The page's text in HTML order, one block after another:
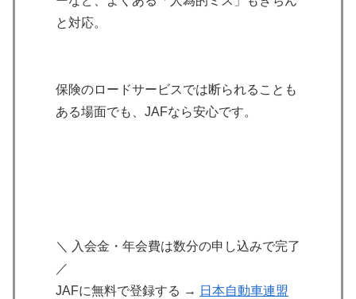
と対応。
保険のロードサービスでは断られることも
ある場面でも、JAFなら安心です。
＼ 入会金・年会費は数分の申し込みで完了
／
JAFに無料で登録する → 日本自動車連盟